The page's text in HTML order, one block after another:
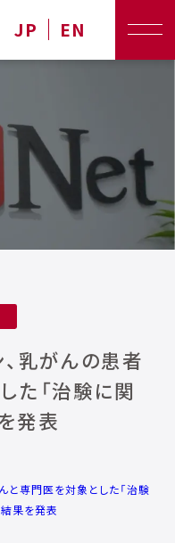
JP EN
、乳がんの患者
た「治験に関
発表
と専門医を対象とした「治験
果を発表